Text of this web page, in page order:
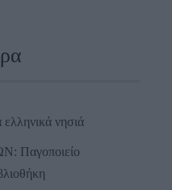
ελληνικά νησιά